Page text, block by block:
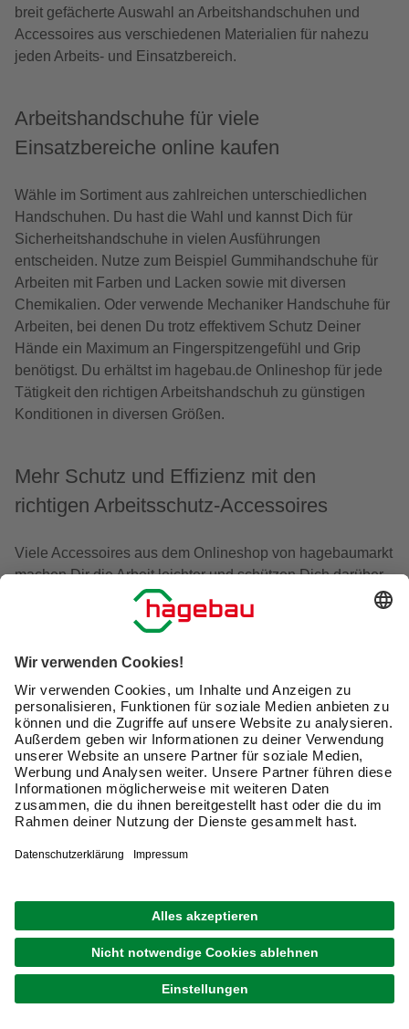
breit gefächerte Auswahl an Arbeitshandschuhen und
Accessoires aus verschiedenen Materialien für nahezu
jeden Arbeits- und Einsatzbereich.
Arbeitshandschuhe für viele
Einsatzbereiche online kaufen
Wähle im Sortiment aus zahlreichen unterschiedlichen
Handschuhen. Du hast die Wahl und kannst Dich für
Sicherheitshandschuhe in vielen Ausführungen
entscheiden. Nutze zum Beispiel Gummihandschuhe für
Arbeiten mit Farben und Lacken sowie mit diversen
Chemikalien. Oder verwende Mechaniker Handschuhe für
Arbeiten, bei denen Du trotz effektivem Schutz Deiner
Hände ein Maximum an Fingerspitzengefühl und Grip
benötigst. Du erhältst im hagebau.de Onlineshop für jede
Tätigkeit den richtigen Arbeitshandschuh zu günstigen
Konditionen in diversen Größen.
Mehr Schutz und Effizienz mit den
richtigen Arbeitsschutz-Accessoires
Viele Accessoires aus dem Onlineshop von hagebaumarkt
machen Dir die Arbeit leichter und schützen Dich darüber
hinaus, wie zum Beispiel
Schnittschutzhandeschuhe
. Bei
knienden Tätigkeiten empfehlen sich etwa Kniepolster
Werkzeuggürtel sowie Werkzeugrollen, eine
Werkzeugmappe, eine Nageltasche oder ein
Arbeitsrucksack sorgen dafür, dass Du alles Nötige immer
griffbereit hast.
Schutzkleidung für die Arbeit im Freien
nutzen
bei der Arbeit nicht frierst. Das macht die Arbeit
angenehmer, ebenso wie etwa ein gefütterter
Lederhandschuh, der Deine Hände auch bei niedrigen
Temperaturen vor Kälte schützt.